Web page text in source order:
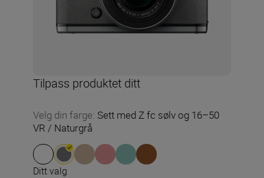
Tilpass produktet ditt
Velg din farge: Sett med Z fc sølv og 16–50
VR / Naturgrå
Ditt valg